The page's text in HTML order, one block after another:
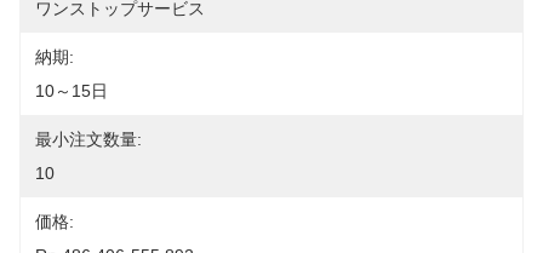
ワンストップサービス
納期:
10～15日
最小注文数量:
10
価格: